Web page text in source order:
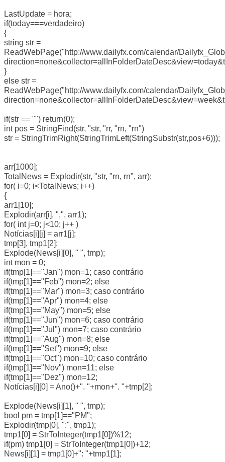
LastUpdate = hora;
if(today===verdadeiro)
{
string str =
ReadWebPage("http://www.dailyfx.com/calendar/
}
else str =
ReadWebPage("http://www.dailyfx.com/calendar/
if(str == "") return(0);
int pos = StringFind(str, "str, "rr, "rn, "rn")
str = StringTrimRight(StringTrimLeft(StringSubstr(str,pos+6)));
arr[1000];
TotalNews = Explodir(str, "str, "rn, rn", arr);
for( i=0; i<TotalNews; i++)
{
arr1[10];
Explodir(arr[i], ",", arr1);
for( int j=0; j<10; j++ )
Notícias[i][j] = arr1[j];
tmp[3], tmp1[2];
Explode(News[i][0], " ", tmp);
int mon = 0;
if(tmp[1]=="Jan") mon=1; caso contrário
if(tmp[1]=="Feb") mon=2; else
if(tmp[1]=="Mar") mon=3; caso contrário
if(tmp[1]=="Apr") mon=4; else
if(tmp[1]=="May") mon=5; else
if(tmp[1]=="Jun") mon=6; caso contrário
if(tmp[1]=="Jul") mon=7; caso contrário
if(tmp[1]=="Aug") mon=8; else
if(tmp[1]=="Set") mon=9; else
if(tmp[1]=="Oct") mon=10; caso contrário
if(tmp[1]=="Nov") mon=11; else
if(tmp[1]=="Dez") mon=12;
Notícias[i][0] = Ano()+". "+mon+". "+tmp[2];
Explode(News[i][1], " ", tmp);
bool pm = tmp[1]=="PM";
Explodir(tmp[0], ":", tmp1);
tmp1[0] = StrToInteger(tmp1[0])%12;
if(pm) tmp1[0] = StrToInteger(tmp1[0])+12;
News[i][1] = tmp1[0]+": "+tmp1[1];